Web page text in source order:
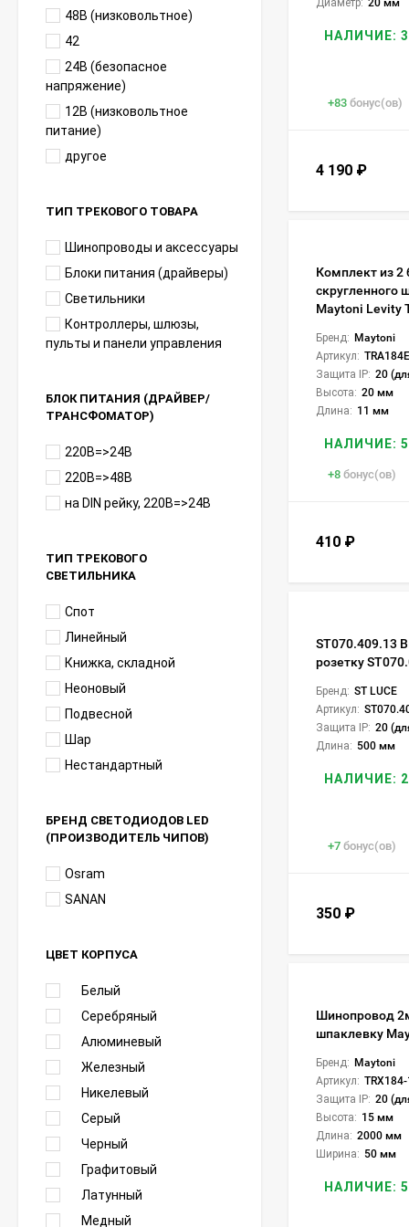
Диаметр: 20 мм
НАЛИЧИЕ:
+83 бонус(ов)
4 190 ₽
Комплект из 2
скругленного
Maytoni Levity
Бренд: Maytoni
Артикул:
Защита IP: 20
Высота: 20 мм
Длина: 11 мм
НАЛИЧИЕ:
+8 бонус(ов)
410 ₽
ST070.409.13
розетку
Бренд: ST LUCE
Артикул:
Защита IP: 20
Длина: 500 мм
НАЛИЧИЕ:
+7 бонус(ов)
350 ₽
Шинопровод
шпаклевку
Бренд: Maytoni
Артикул:
Защита IP: 20
Высота: 15 мм
Длина: 2000 мм
Ширина: 50 мм
НАЛИЧИЕ:
48В (низковольтное)
42
24В (безопасное
напряжение)
12В (низковольтное
питание)
другое
ТИП ТРЕКОВОГО ТОВАРА
Шинопроводы и аксессуары
Блоки питания (драйверы)
Светильники
Контроллеры, шлюзы,
пульты и панели управления
БЛОК ПИТАНИЯ (ДРАЙВЕР/
ТРАНСФОМАТОР)
220В=>24В
220В=>48В
на DIN рейку, 220В=>24В
ТИП ТРЕКОВОГО
СВЕТИЛЬНИКА
Спот
Линейный
Книжка, складной
Неоновый
Подвесной
Шар
Нестандартный
БРЕНД СВЕТОДИОДОВ LED
(ПРОИЗВОДИТЕЛЬ ЧИПОВ)
Osram
SANAN
ЦВЕТ КОРПУСА
Белый
Серебряный
Алюминевый
Железный
Никелевый
Серый
Черный
Графитовый
Латунный
Медный